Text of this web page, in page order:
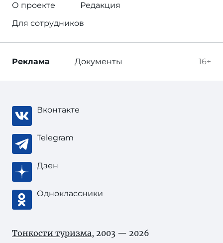
О проекте
Редакция
Для сотрудников
16+
Реклама Документы
Вконтакте
Telegram
Дзен
Одноклассники
Тонкости туризма, 2003 — 2026